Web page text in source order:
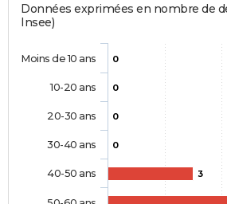
Données exprimées en nombre de
Insee)
0
0
0
0
3
Moins de 10 ans
10-20 ans
20-30 ans
30-40 ans
40-50 ans